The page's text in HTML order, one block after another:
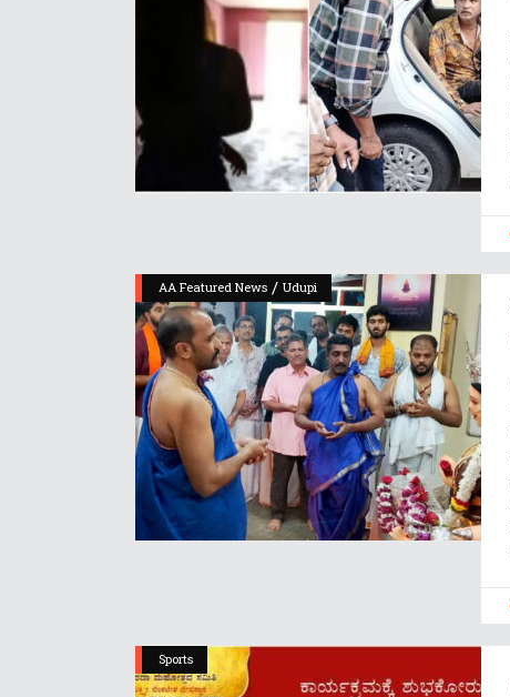
AA Featured News / Udupi
Sports